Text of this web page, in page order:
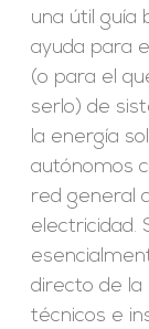
una útil guía
ayuda para
(o para el
serlo) de
la energía
autónomos
red general
electricidad.
directo de la
técnicos e